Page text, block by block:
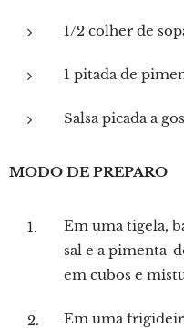
1/2 colher de
1 pitada de
Salsa picada a
MODO DE PREPARO
Em uma tigela,
sal e a pimenta-
em cubos e
Em uma